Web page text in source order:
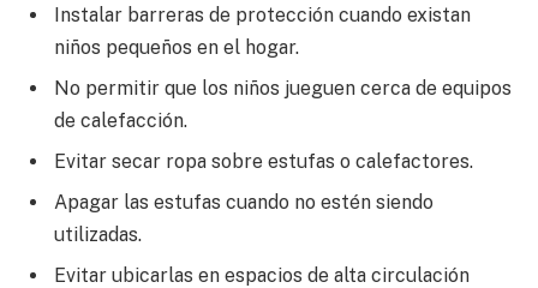
Instalar barreras de protección cuando existan
niños pequeños en el hogar.
No permitir que los niños jueguen cerca de equipos
de calefacción.
Evitar secar ropa sobre estufas o calefactores.
Apagar las estufas cuando no estén siendo
utilizadas.
Evitar ubicarlas en espacios de alta circulación